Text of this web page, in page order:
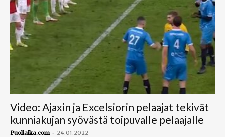
Video: Ajaxin ja Excelsiorin pelaajat tekivät
kunniakujan syövästä toipuvalle pelaajalle
Puoliaika.com - 24.01.2022